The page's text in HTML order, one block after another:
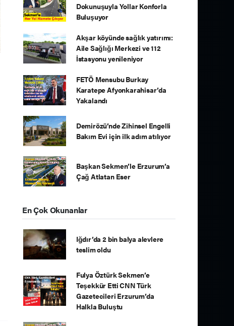
Dokunuşuyla Yollar Konforla
Buluşuyor
Akşar köyünde sağlık yatırımı:
Aile Sağlığı Merkezi ve 112
İstasyonu yenileniyor
FETÖ Mensubu Burkay
Karatepe Afyonkarahisar’da
Yakalandı
Demirözü’nde Zihinsel Engelli
Bakım Evi için ilk adım atılıyor
Başkan Sekmen’le Erzurum’a
Çağ Atlatan Eser
En Çok Okunanlar
Iğdır’da 2 bin balya alevlere
teslim oldu
Fulya Öztürk Sekmen’e
Teşekkür Etti CNN Türk
Gazetecileri Erzurum’da
Halkla Buluştu